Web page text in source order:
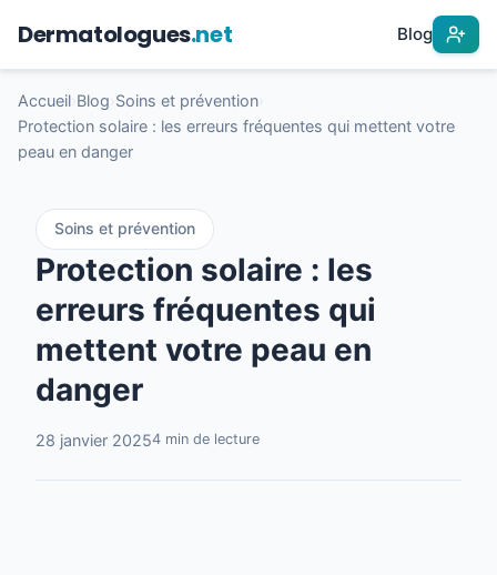
Dermatologues.net Blog
Accueil Blog Soins et prévention
Protection solaire : les erreurs fréquentes qui mettent votre
peau en danger
Soins et prévention
Protection solaire : les
erreurs fréquentes qui
mettent votre peau en
danger
28 janvier 20254 min de lecture